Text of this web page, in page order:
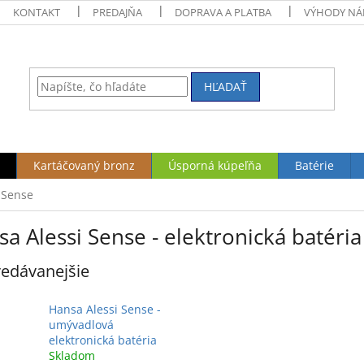
KONTAKT PREDAJŇA DOPRAVA A PLATBA VÝHODY
HĽADAŤ
Kartáčovaný bronz Úsporná kúpeľňa Batérie
Alessi Sense - elektronická
Hansa Alessi Sense -
umývadlová
elektronická batéria
Skladom